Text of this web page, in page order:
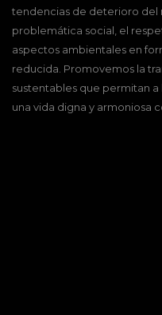
tendencias de deterioro del
problemática social, el
aspectos ambientales en
reducida. Promovemos la
sustentables que permitan a
una vida digna y armoniosa